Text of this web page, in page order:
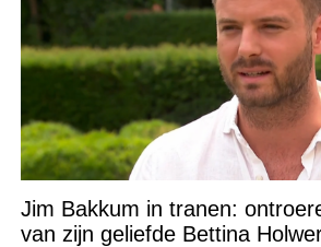
Jim Bakkum in tranen:
van zijn geliefde Bettina